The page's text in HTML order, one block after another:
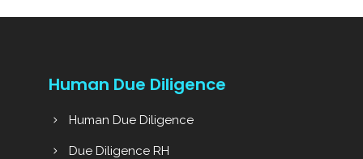
Human Due Diligence
Human Due Diligence
Due Diligence RH